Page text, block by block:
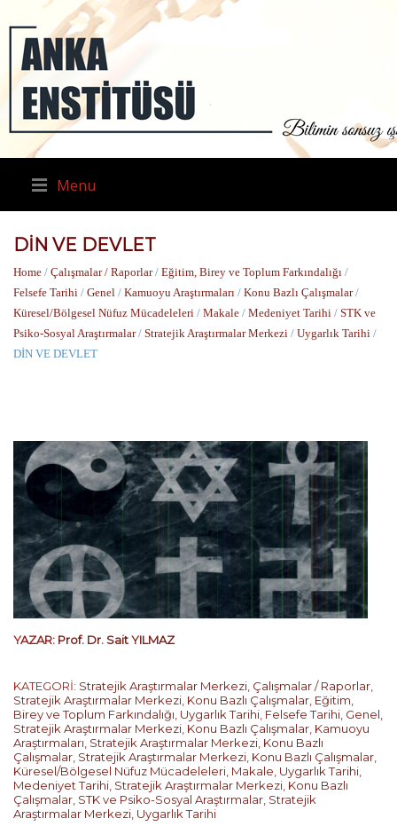
Menu
DİN VE DEVLET
Home / Çalışmalar / Raporlar/ Eğitim, Birey ve Toplum Farkındalığı /
Felsefe Tarihi / Genel / Kamuoyu Araştırmaları / Konu Bazlı Çalışmalar/
Küresel/Bölgesel Nüfuz Mücadeleleri / Makale / Medeniyet Tarihi / STK ve
Psiko-Sosyal Araştırmalar/ Stratejik Araştırmalar Merkezi / Uygarlık Tarihi /
DİN VE DEVLET
YAZAR: Prof. Dr. Sait YILMAZ
KATEGORİ: Stratejik Araştırmalar Merkezi Çalışmalar / Raporlar
Stratejik Araştırmalar Merkezi Konu Bazlı Çalışmalar Eğitim,
Birey ve Toplum Farkındalığı Uygarlık Tarihi Felsefe Tarihi Genel
Stratejik Araştırmalar Merkezi Konu Bazlı Çalışmalar Kamuoyu
Araştırmaları Stratejik Araştırmalar Merkezi Konu Bazlı
Çalışmalar Stratejik Araştırmalar Merkezi Konu Bazlı Çalışmalar
Küresel/Bölgesel Nüfuz Mücadeleleri Makale Uygarlık Tarihi
Medeniyet Tarihi Stratejik Araştırmalar Merkezi Konu Bazlı
Çalışmalar STK ve Psiko-Sosyal Araştırmalar Stratejik
Araştırmalar Merkezi Uygarlık Tarihi